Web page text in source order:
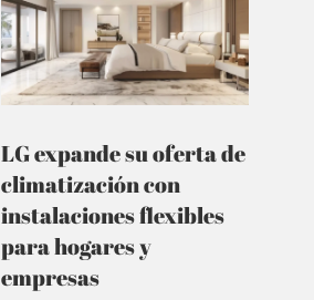
LG expande su oferta de
climatización con
instalaciones flexibles
para hogares y
empresas